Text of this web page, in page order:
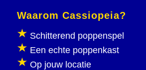
Waarom Cassiopeia?
Schitterend poppenspel
Een echte poppenkast
Op jouw locatie